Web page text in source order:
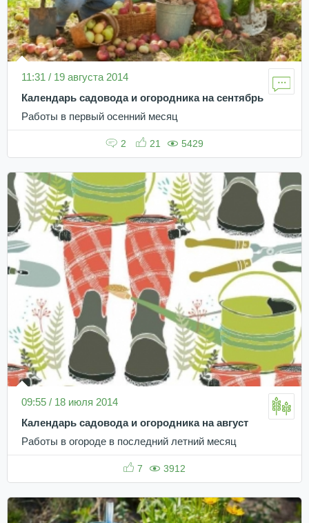
11:31 / 19 августа 2014
Календарь садовода и огородника на сентябрь
Работы в первый осенний месяц
2 21 5429
09:55 / 18 июля 2014
Календарь садовода и огородника на август
Работы в огороде в последний летний месяц
7 3912